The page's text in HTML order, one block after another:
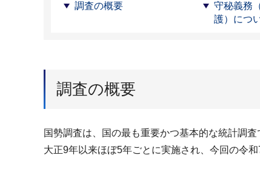
調査の概要
守秘義務
護）につ
調査の概要
国勢調査は、国の最も重要かつ基本的な統計調
大正9年以来ほぼ5年ごとに実施され、今回の令